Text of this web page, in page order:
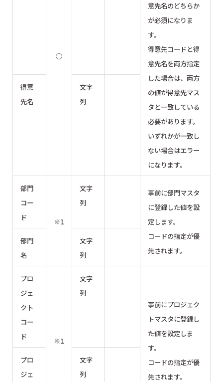
○
意先名のどちらか
が必須になりま
す。
得意先コードと得
意先名を両方指定
した場合は、両方
の値が得意先マス
タと一致している
必要があります。
いずれかが一致し
ない場合はエラー
になります。
得意
先名
文字
列
部門
コー
ド
※1
文字
列
事前に部門マスタ
に登録した値を設
定します。
コードの指定が優
先されます。
部門
名
文字
列
プロ
ジェ
クト
コー
ド
※1
文字
列
事前にプロジェク
トマスタに登録し
た値を設定しま
す。
コードの指定が優
先されます。
プロ
ジェ
文字
列